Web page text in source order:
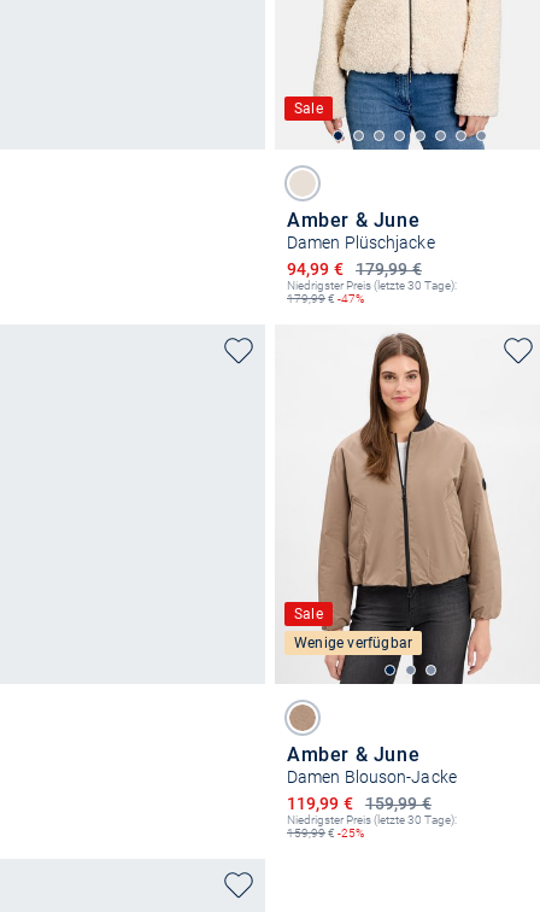
Sale
Amber & June
Damen Plüschjacke
179,99 €
Ermäßigter Preis
94,99 €
Niedrigster Preis (letzte 30 Tage):
179,99€ -47%
Sale
Wenige verfügbar
Amber & June
Damen Blouson-Jacke
159,99 €
Ermäßigter Preis
119,99 €
Niedrigster Preis (letzte 30 Tage):
159,99€ -25%